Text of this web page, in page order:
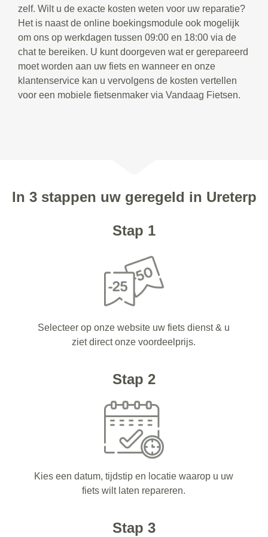
zelf. Wilt u de exacte kosten weten voor uw reparatie?
Het is naast de online boekingsmodule ook mogelijk
om ons op werkdagen tussen 09:00 en 18:00 via de
chat te bereiken. U kunt doorgeven wat er gerepareerd
moet worden aan uw fiets en wanneer en onze
klantenservice kan u vervolgens de kosten vertellen
voor een mobiele fietsenmaker via Vandaag Fietsen.
In 3 stappen uw geregeld in Ureterp
Stap 1
Selecteer op onze website uw fiets dienst & u
ziet direct onze voordeelprijs.
Stap 2
Kies een datum, tijdstip en locatie waarop u uw
fiets wilt laten repareren.
Stap 3